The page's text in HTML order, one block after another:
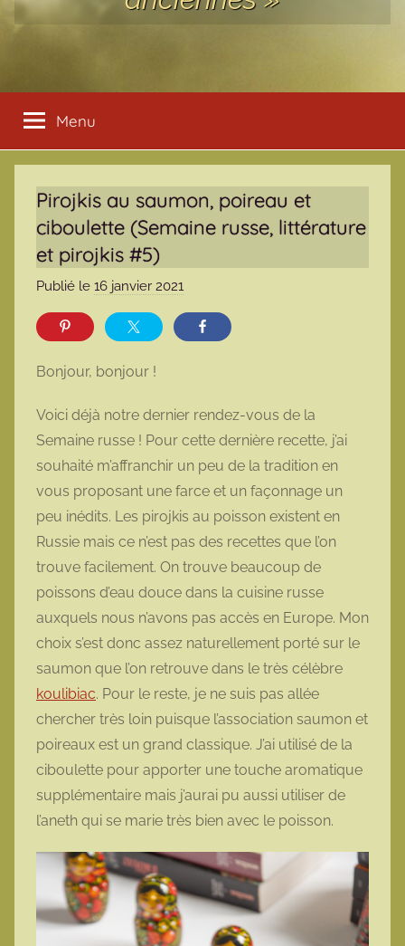
Menu
Pirojkis au saumon, poireau et
ciboulette (Semaine russe, littérature
et pirojkis #5)
Publié le 16 janvier 2021
a
o
t
t
e
Bonjour, bonjour !
Voici déjà notre dernier rendez-vous de la
Semaine russe ! Pour cette dernière recette, j’ai
souhaité m’affranchir un peu de la tradition en
vous proposant une farce et un façonnage un
peu inédits. Les pirojkis au poisson existent en
Russie mais ce n’est pas des recettes que l’on
trouve facilement. On trouve beaucoup de
poissons d’eau douce dans la cuisine russe
auxquels nous n’avons pas accès en Europe. Mon
choix s’est donc assez naturellement porté sur le
saumon que l’on retrouve dans le très célèbre
koulibiac. Pour le reste, je ne suis pas allée
chercher très loin puisque l’association saumon et
poireaux est un grand classique. J’ai utilisé de la
ciboulette pour apporter une touche aromatique
supplémentaire mais j’aurai pu aussi utiliser de
l’aneth qui se marie très bien avec le poisson.